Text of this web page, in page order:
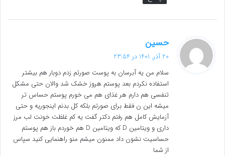
حسین
ف
20 آذر, 1401 در 23:54
سلام من یه آبرسان به پوست صورتم زدم دوبار هم بیشتر
استفاده نکردم بعد پوستم هروز خشک شد والان حتی مشکل
تنفسی هم دارم هر غذای هم می خورم پوستم حساس تر
میشه این ن فقط برای صورتم بلکه کل بدنم اینجوریه و حتی
آزمایش کامل هم رفتم دکتر گفت یه کم غلظت خونت لب مرز
داری و ویتامین D که ویتامین D هم خوردم باز هم پوستم
حساسیت نشون داد ممنون میشم منو راهنمایی کنید سپاس
از شما